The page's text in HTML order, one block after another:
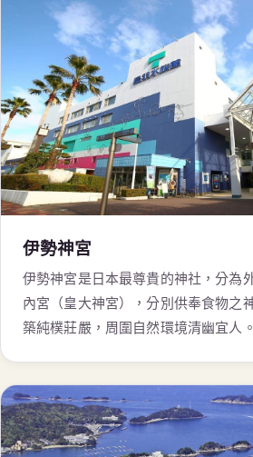
伊勢神宮
伊勢神宮是日本最尊貴的神社，分為
內宮（皇大神宮），分別供奉食物之
築純樸莊嚴，周圍自然環境清幽宜人。